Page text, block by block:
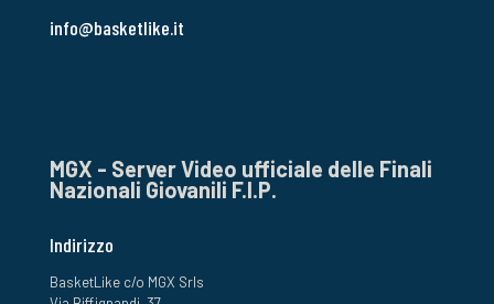
info@basketlike.it
MGX - Server Video ufficiale delle Finali
Nazionali Giovanili F.I.P.
Indirizzo
BasketLike c/o MGX Srls